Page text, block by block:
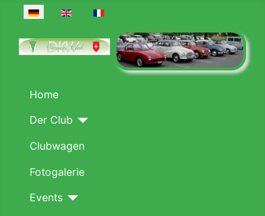
Sprache auswählen
Home
Der Club
Clubwagen
Fotogalerie
Events